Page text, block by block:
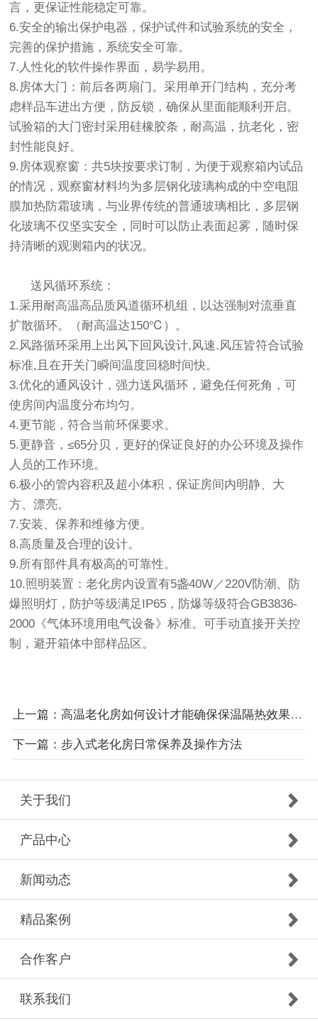
言，更保证性能稳定可靠。
6.安全的输出保护电器，保护试件和试验系统的安全，
完善的保护措施，系统安全可靠。
7.人性化的软件操作界面，易学易用。
8.房体大门：前后各两扇门。采用单开门结构，充分考
虑样品车进出方便，防反锁，确保从里面能顺利开启。
试验箱的大门密封采用硅橡胶条，耐高温，抗老化，密
封性能良好。
9.房体观察窗：共5块按要求订制，为便于观察箱内试品
的情况，观察窗材料均为多层钢化玻璃构成的中空电阻
膜加热防霜玻璃，与业界传统的普通玻璃相比，多层钢
化玻璃不仅坚实安全，同时可以防止表面起雾，随时保
持清晰的观测箱内的状况。
送风循环系统：
1.采用耐高温高品质风道循环机组，以达强制对流垂直
扩散循环。（耐高温达150℃）。
2.风路循环采用上出风下回风设计,风速.风压皆符合试验
标准,且在开关门瞬间温度回稳时间快。
3.优化的通风设计，强力送风循环，避免任何死角，可
使房间内温度分布均匀。
4.更节能，符合当前环保要求。
5.更静音，≤65分贝，更好的保证良好的办公环境及操作
人员的工作环境。
6.极小的管内容积及超小体积，保证房间内明静、大
方、漂亮。
7.安装、保养和维修方便。
8.高质量及合理的设计。
9.所有部件具有极高的可靠性。
10.照明装置：老化房内设置有5盏40W／220V防潮、防
爆照明灯，防护等级满足IP65，防爆等级符合GB3836-
2000《气体环境用电气设备》标准。可手动直接开关控
制，避开箱体中部样品区。
上一篇：高温老化房如何设计才能确保保温隔热效果及温度均匀？
下一篇：步入式老化房日常保养及操作方法
关于我们
产品中心
新闻动态
精品案例
合作客户
联系我们